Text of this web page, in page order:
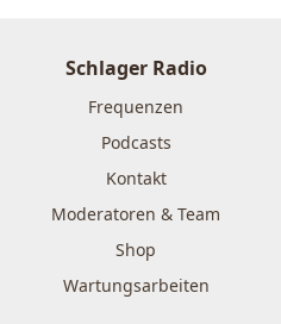
Schlager Radio
Frequenzen
Podcasts
Kontakt
Moderatoren & Team
Shop
Wartungsarbeiten